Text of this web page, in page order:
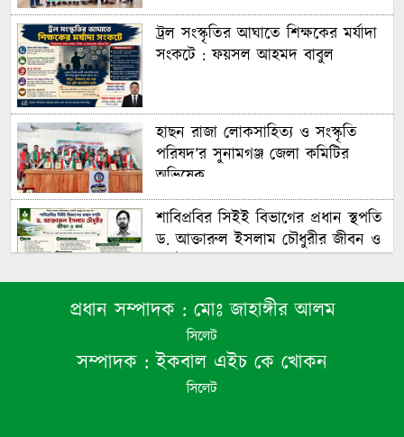
ট্রল সংস্কৃতির আঘাতে শিক্ষকের মর্যাদা
সংকটে : ফয়সল আহমদ বাবুল
হাছন রাজা লোকসাহিত্য ও সংস্কৃতি
পরিষদ’র সুনামগঞ্জ জেলা কমিটির
অভিষেক
শাবিপ্রবির সিইই বিভাগের প্রধান স্থপতি
ড. আক্তারুল ইসলাম চৌধুরীর জীবন ও
শাল্লায় ৭ম শ্রেণীর ছাত্রীকে কাঁচি ঠেকিয়ে
ধর্ষণ ও ভিডিও ধারণ, প্রধান আসামি
গ্রেপ্তার
প্রধান সম্পাদক : মোঃ জাহাঙ্গীর আলম
সিলেট
সম্পাদক :ইকবাল এইচ কে খোকন
সিলেট